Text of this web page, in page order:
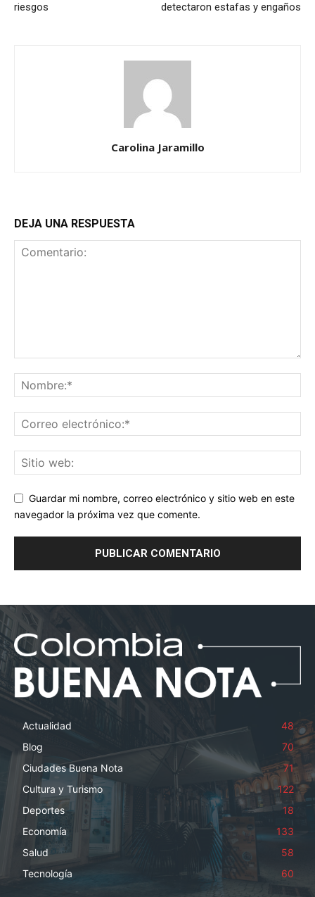
riesgos
detectaron estafas y engaños
Carolina Jaramillo
DEJA UNA RESPUESTA
Guardar mi nombre, correo electrónico y sitio web en este
navegador la próxima vez que comente.
Actualidad
48
Blog
70
Ciudades Buena Nota
71
Cultura y Turismo
122
Deportes
18
Economía
133
Salud
58
Tecnología
60